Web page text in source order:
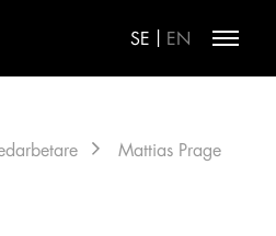
SE EN
Mattias Prage